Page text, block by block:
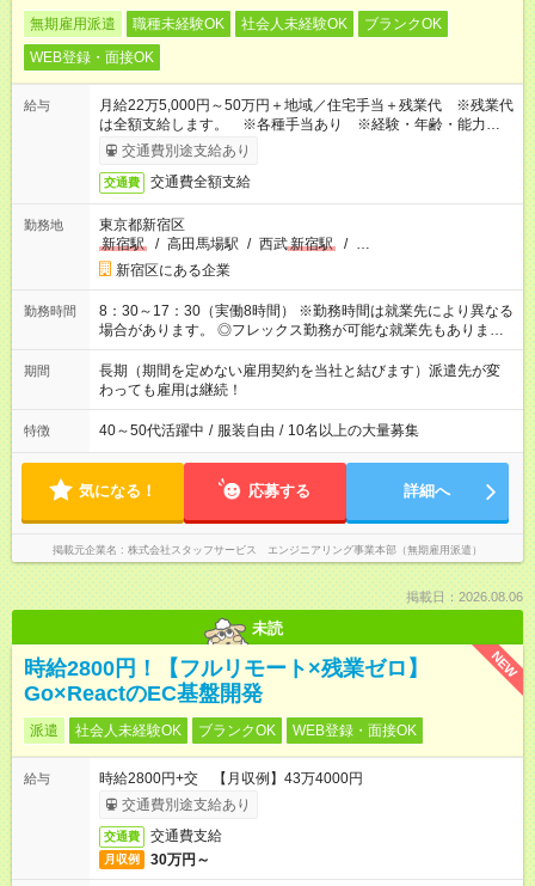
無期雇用派遣 職種未経験OK 社会人未経験OK
ブランクOK
WEB登録・面接OK
給与
月給22万5,000円～50万円＋地域／住宅手当＋残業代 ※残業代
は全額支給します。 ※各種手当あり ※経験・年齢・能力等を
考慮して加給・優遇します。
交通費別途支給あり
交通費 交通費全額支給
勤務地
東京都新宿区
新宿駅
/ 高田馬場駅 / 西武新宿駅 / …
新宿区にある企業
勤務時間
8：30～17：30（実働8時間） ※勤務時間は就業先により異なる
場合があります。 ◎フレックス勤務が可能な就業先もありま
す。 ◎今よりもさらに働きやすい環境をつくるべく、 働き方
改革に全社をあげて取り組んでいます。
期間
長期（期間を定めない雇用契約を当社と結びます）派遣先が変
わっても雇用は継続！
特徴 40～50代活躍中 / 服装自由 / 10名以上の大量募集
気になる！ 応募する 詳細へ
掲載元企業名 株式会社スタッフサービス エンジニアリング事業本部（無期雇用派遣）
掲載日：2026.08.06
未読
NEW
時給2800円！【フルリモート×残業ゼロ】
Go×ReactのEC基盤開発
派遣 社会人未経験OK ブランクOK WEB登録・面接OK
給与
時給2800円+交 【月収例】43万4000円
交通費別途支給あり
交通費 交通費支給
月収例 30万円～